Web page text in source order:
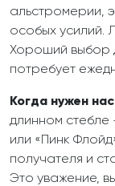
альстромерии,
особых усилий.
Хороший выбор
потребует
Когда нужен
длинном
или «Пинк
получателя и
Это уважение,